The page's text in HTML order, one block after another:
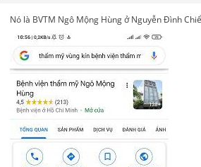
Nó là BVTM Ngô Mộng Hùng ở Nguyễn Đình